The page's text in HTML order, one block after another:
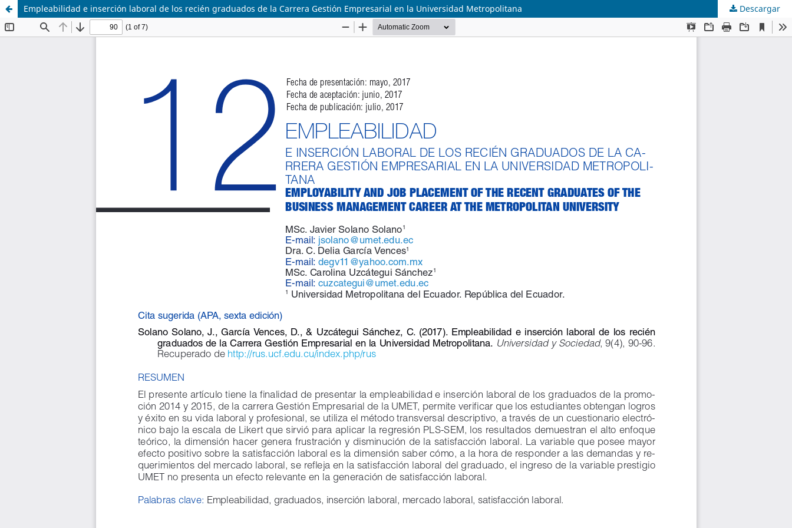
Empleabilidad e inserción laboral de los recién graduados de la Carrera Gestión Empresarial en la Universidad Metropolitana Descargar